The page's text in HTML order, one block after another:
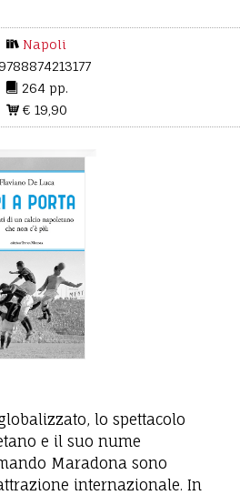
Napoli
9788874213177
264 pp.
€ 19,90
lo spettacolo
e il suo nume
Maradona sono
internazionale. In